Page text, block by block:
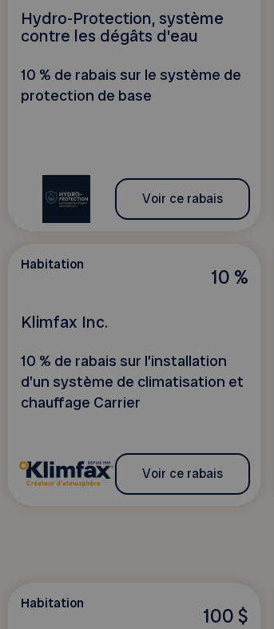
Hydro-Protection, système
contre les dégâts d'eau
10 % de rabais sur le système de
protection de base
Voir ce rabais
10 %
Habitation
Klimfax Inc.
10 % de rabais sur l’installation
d’un système de climatisation et
chauffage Carrier
Voir ce rabais
100 $
Habitation